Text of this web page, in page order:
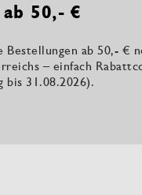
50,- €
ab 50,- €
– einfach
bis 31.08.2026).